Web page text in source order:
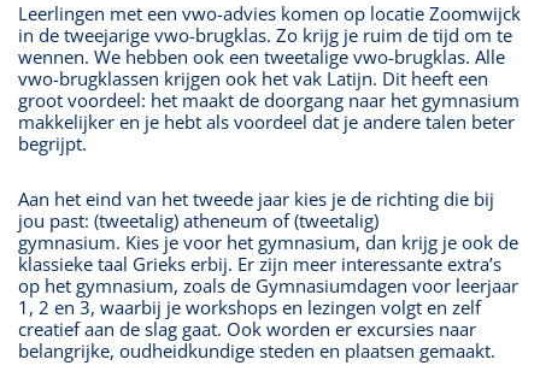
Leerlingen met een vwo-advies komen op locatie Zoomwijck
in de tweejarige vwo-brugklas. Zo krijg je ruim de tijd om te
wennen. We hebben ook een tweetalige vwo-brugklas. Alle
vwo-brugklassen krijgen ook het vak Latijn. Dit heeft een
groot voordeel: het maakt de doorgang naar het gymnasium
makkelijker en je hebt als voordeel dat je andere talen beter
begrijpt.
Aan het eind van het tweede jaar kies je de richting die bij
jou past: (tweetalig) atheneum of (tweetalig)
gymnasium. Kies je voor het gymnasium, dan krijg je ook de
klassieke taal Grieks erbij. Er zijn meer interessante extra’s
op het gymnasium, zoals de Gymnasiumdagen voor leerjaar
1, 2 en 3, waarbij je workshops en lezingen volgt en zelf
creatief aan de slag gaat. Ook worden er excursies naar
belangrijke, oudheidkundige steden en plaatsen gemaakt.